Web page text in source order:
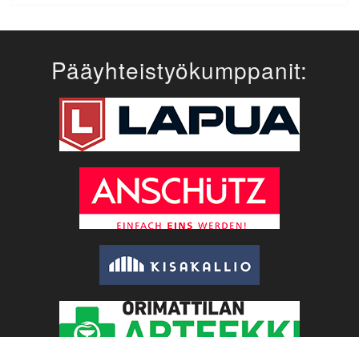
Pääyhteistyökumppanit: